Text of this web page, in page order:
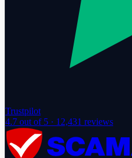
Trustpilot
4.7 out of 5 · 12,431 reviews